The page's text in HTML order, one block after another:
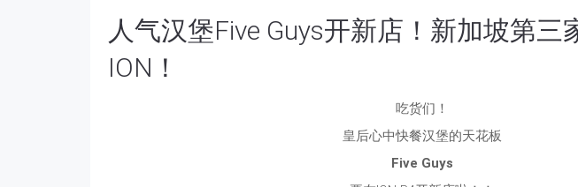
人气汉堡Five Guys开新店！新加坡第三
ION！
吃货们！
皇后心中快餐汉堡的天花板
Five Guys